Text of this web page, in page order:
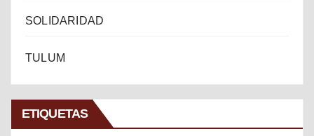
SOLIDARIDAD
TULUM
ETIQUETAS